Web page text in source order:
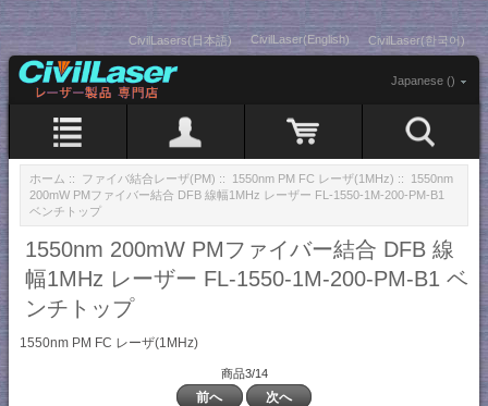
CivilLasers(日本語) CivilLaser(English) CivilLaser(한국어)
Japanese ()
ホーム :: ファイバ結合レーザ(PM) :: 1550nm PM FC レーザ(1MHz) :: 1550nm
200mW PMファイバー結合 DFB 線幅1MHz レーザー FL-1550-1M-200-PM-B1
ベンチトップ
1550nm 200mW PMファイバー結合 DFB 線
幅1MHz レーザー FL-1550-1M-200-PM-B1 ベ
ンチトップ
1550nm PM FC レーザ(1MHz)
商品3/14
前へ 次へ